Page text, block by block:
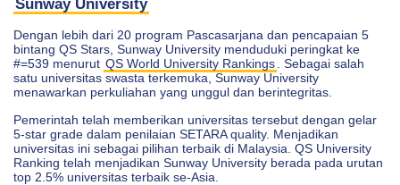
Sunway University
Dengan lebih dari 20 program Pascasarjana dan pencapaian 5
bintang QS Stars, Sunway University menduduki peringkat ke
#=539 menurut QS World University Rankings. Sebagai salah
satu universitas swasta terkemuka, Sunway University
menawarkan perkuliahan yang unggul dan berintegritas.
Pemerintah telah memberikan universitas tersebut dengan gelar
5-star grade dalam penilaian SETARA quality. Menjadikan
universitas ini sebagai pilihan terbaik di Malaysia. QS University
Ranking telah menjadikan Sunway University berada pada urutan
top 2.5% universitas terbaik se-Asia.